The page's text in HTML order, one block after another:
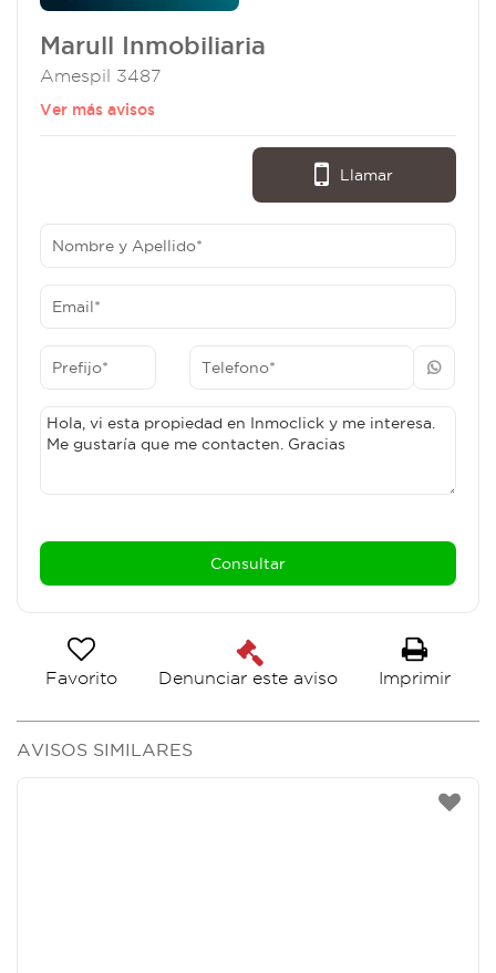
Marull Inmobiliaria
Amespil 3487
Ver más avisos
Llamar
Favorito Denunciar este aviso Imprimir
AVISOS SIMILARES